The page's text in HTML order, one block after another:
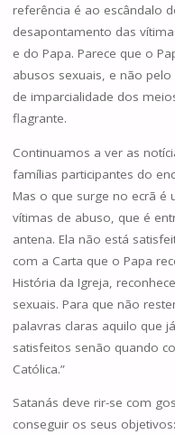
referência é ao escândalo
desapontamento das
e do Papa. Parece que o
abusos sexuais, e não pelo
de imparcialidade dos
flagrante.
Continuamos a ver as
famílias participantes do
Mas o que surge no ecrã é
vítimas de abuso, que é
antena. Ela não está
com a Carta que o Papa
História da Igreja,
sexuais. Para que não
palavras claras aquilo que
satisfeitos senão quando
Católica.”
Satanás deve rir-se com
conseguir os seus